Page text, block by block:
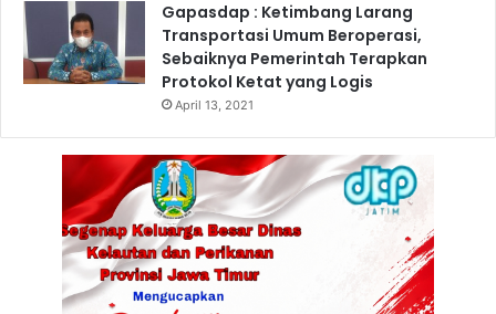
Gapasdap : Ketimbang Larang
Transportasi Umum Beroperasi,
Sebaiknya Pemerintah Terapkan
Protokol Ketat yang Logis
April 13, 2021